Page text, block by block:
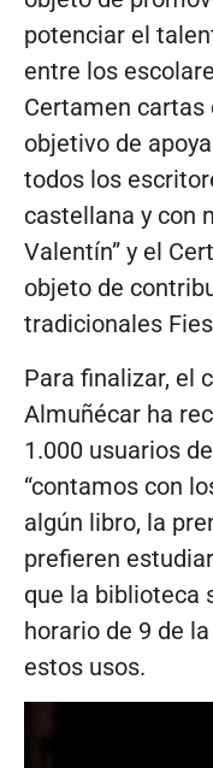
potenciar el
entre los
Certamen cartas
objetivo de
todos los
castellana y con
Valentín” y el
objeto de
tradicionales
Para finalizar, el
Almuñécar ha
1.000 usuarios
“contamos con
algún libro, la
prefieren
que la biblioteca
horario de 9 de
estos usos.